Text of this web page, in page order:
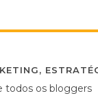
,
todos os bloggers